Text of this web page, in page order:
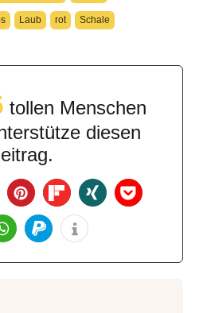
Laub rot Schale
tollen Menschen
diesen